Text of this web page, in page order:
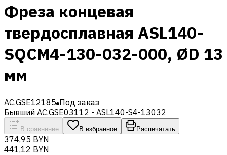
Фреза концевая
твердосплавная ASL140-
SQCM4-130-032-000, ØD 13
мм
AC.GSE12185 Под заказ
Бывший AC.GSE03112 - ASL140-S4-13032
В сравнение В избранное Распечатать
374,95 BYN
441,12 BYN